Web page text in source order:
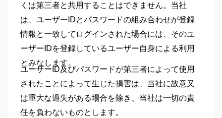
くは第三者と共用することはできません。当社
は、ユーザーIDとパスワードの組み合わせが登録
情報と一致してログインされた場合には、そのユ
ーザーIDを登録しているユーザー自身による利用
とみなします。
ユーザーID及びパスワードが第三者によって使用
されたことによって生じた損害は、当社に故意又
は重大な過失がある場合を除き、当社は一切の責
任を負わないものとします。